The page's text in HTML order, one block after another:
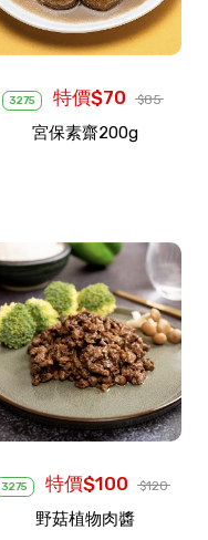
3275 特價$70 $85
宮保素齋200g
3275 特價$100 $120
野菇植物肉醬